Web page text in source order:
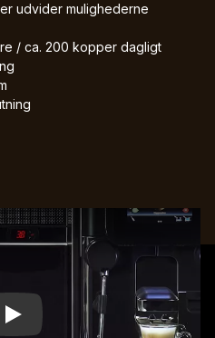
udvider mulighederne
/ ca. 200 kopper dagligt
Play